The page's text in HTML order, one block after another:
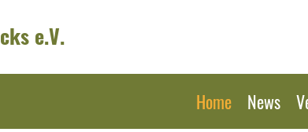
e.V.
Home News